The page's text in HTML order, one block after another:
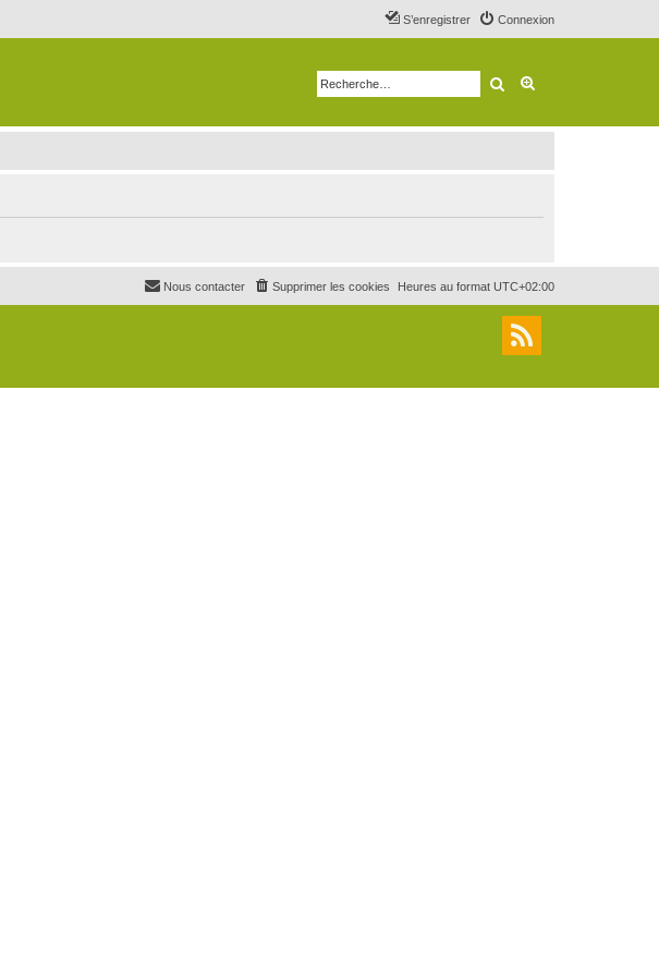
Connexion
S’enregistrer
Rechercher
Heures au format UTC+02:00
Supprimer les cookies
Nous contacter